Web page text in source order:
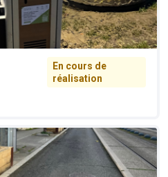
En cours de
réalisation